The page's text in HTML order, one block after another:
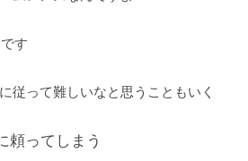
す
従って難しいなと思うこともいく
頼ってしまう